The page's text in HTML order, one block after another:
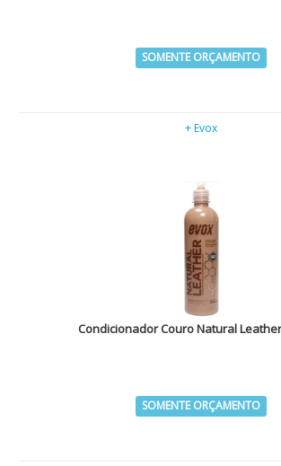
SOMENTE ORÇAMENTO
+ Evox
Condicionador Couro Natural Leather
SOMENTE ORÇAMENTO